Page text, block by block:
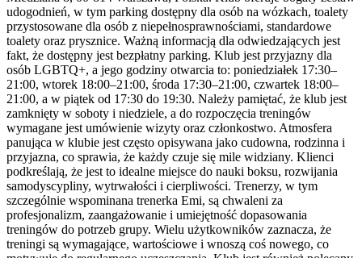
udogodnień, w tym parking dostępny dla osób na wózkach, toalety
przystosowane dla osób z niepełnosprawnościami, standardowe
toalety oraz prysznice. Ważną informacją dla odwiedzających jest
fakt, że dostępny jest bezpłatny parking. Klub jest przyjazny dla
osób LGBTQ+, a jego godziny otwarcia to: poniedziałek 17:30–
21:00, wtorek 18:00–21:00, środa 17:30–21:00, czwartek 18:00–
21:00, a w piątek od 17:30 do 19:30. Należy pamiętać, że klub jest
zamknięty w soboty i niedziele, a do rozpoczęcia treningów
wymagane jest umówienie wizyty oraz członkostwo. Atmosfera
panująca w klubie jest często opisywana jako cudowna, rodzinna i
przyjazna, co sprawia, że każdy czuje się mile widziany. Klienci
podkreślają, że jest to idealne miejsce do nauki boksu, rozwijania
samodyscypliny, wytrwałości i cierpliwości. Trenerzy, w tym
szczególnie wspominana trenerka Emi, są chwaleni za
profesjonalizm, zaangażowanie i umiejętność dopasowania
treningów do potrzeb grupy. Wielu użytkowników zaznacza, że
treningi są wymagające, wartościowe i wnoszą coś nowego, co